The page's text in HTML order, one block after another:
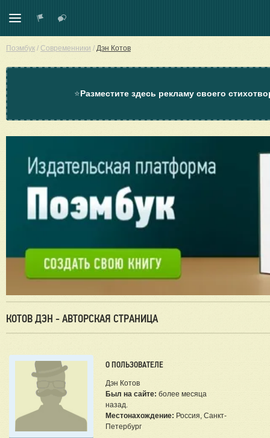
Поэмбук / Современники / Дэн Котов
⭐Разместите здесь рекламу своего
КОТОВ ДЭН - АВТОРСКАЯ СТРАНИЦА
О ПОЛЬЗОВАТЕЛЕ
Дэн Котов
Был на сайте: более месяца
назад.
Местонахождение: Россия, Санкт-
Петербург